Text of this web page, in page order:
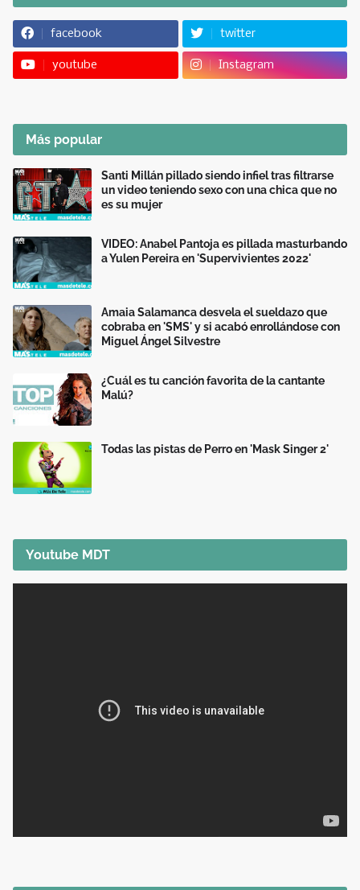
facebook twitter
youtube Instagram
Más popular
Santi Millán pillado siendo infiel tras filtrarse
un video teniendo sexo con una chica que no
es su mujer
VIDEO: Anabel Pantoja es pillada masturbando
a Yulen Pereira en 'Supervivientes 2022'
Amaia Salamanca desvela el sueldazo que
cobraba en 'SMS' y si acabó enrollándose con
Miguel Ángel Silvestre
¿Cuál es tu canción favorita de la cantante
Malú?
Todas las pistas de Perro en 'Mask Singer 2'
Youtube MDT